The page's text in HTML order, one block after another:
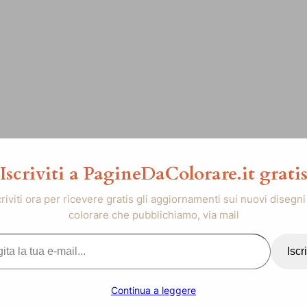
Iscriviti a PagineDaColorare.it gratis
ora per ricevere gratis gli aggiornamenti sui nuovi disegni
colorare che pubblichiamo, via mail
Continua a leggere